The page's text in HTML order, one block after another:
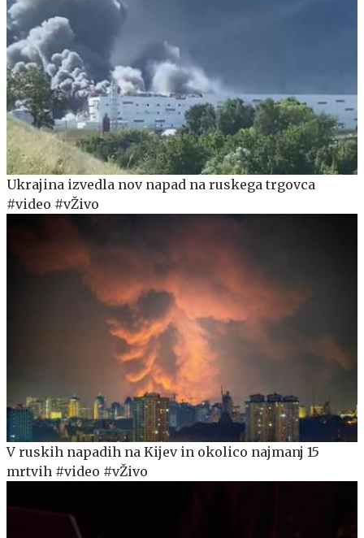
Ukrajina izvedla nov napad na ruskega trgovca
#video #vŽivo
V ruskih napadih na Kijev in okolico najmanj 15
mrtvih #video #vŽivo